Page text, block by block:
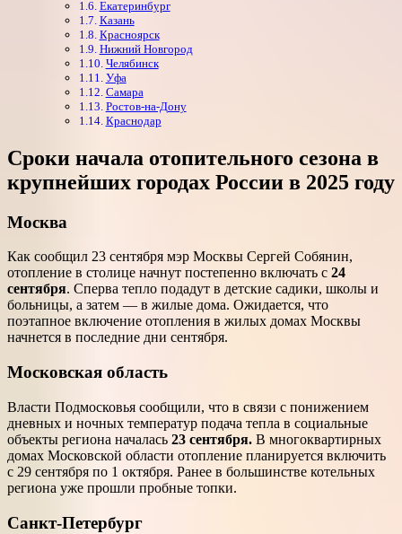
Екатеринбург
Казань
Красноярск
Нижний Новгород
Челябинск
Уфа
Самара
Ростов-на-Дону
Краснодар
Сроки начала отопительного сезона в
крупнейших городах России в 2025 году
Москва
Как сообщил 23 сентября мэр Москвы Сергей Собянин,
отопление в столице начнут постепенно включать с 24
сентября. Сперва тепло подадут в детские садики, школы и
больницы, а затем — в жилые дома. Ожидается, что
поэтапное включение отопления в жилых домах Москвы
начнется в последние дни сентября.
Московская область
Власти Подмосковья сообщили, что в связи с понижением
дневных и ночных температур подача тепла в социальные
объекты региона началась 23 сентября. В многоквартирных
домах Московской области отопление планируется включить
с 29 сентября по 1 октября. Ранее в большинстве котельных
региона уже прошли пробные топки.
Санкт-Петербург